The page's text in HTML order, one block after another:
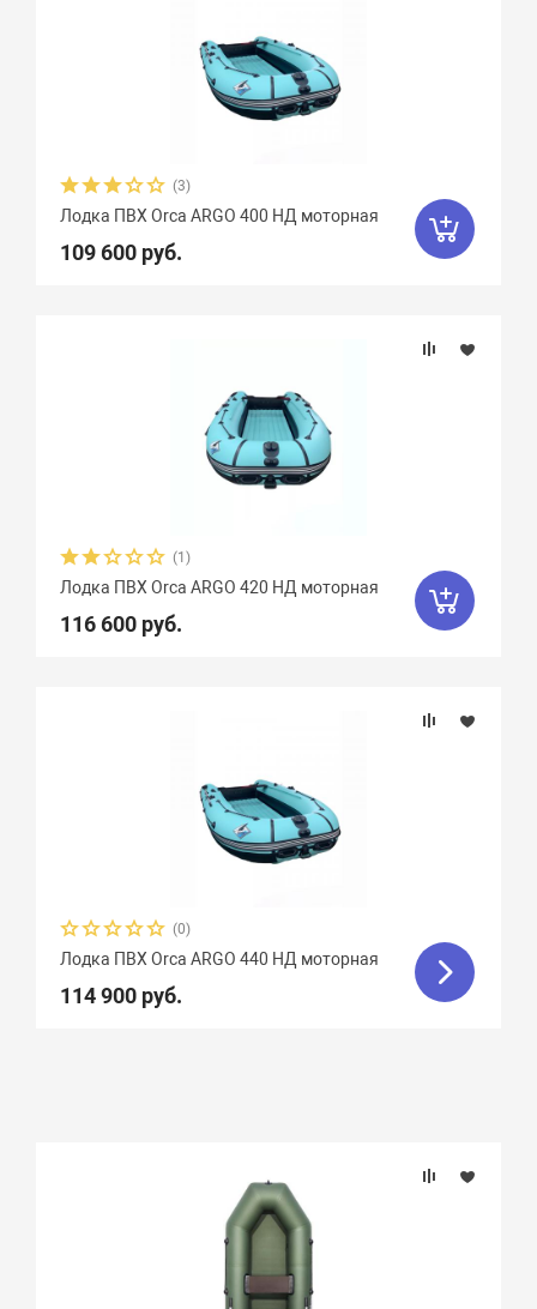
Фальшборт
Стрингера
Количество сидений
(3)
Лодка ПВХ Orca ARGO 400 НД моторная
109 600 руб.
(1)
Лодка ПВХ Orca ARGO 420 НД моторная
116 600 руб.
(0)
Лодка ПВХ Orca ARGO 440 НД моторная
114 900 руб.